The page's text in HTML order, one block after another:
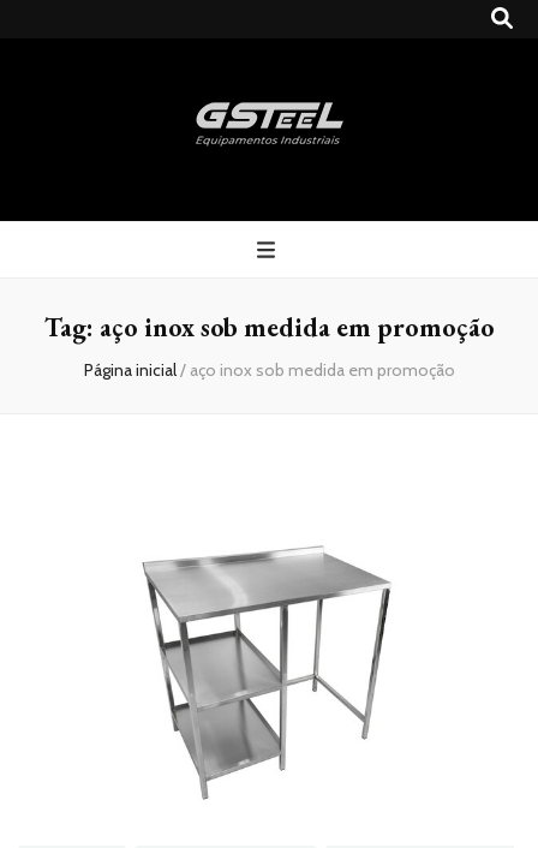
Gsteel
Tag: aço inox sob medida em promoção
Página inicial/ aço inox sob medida em promoção